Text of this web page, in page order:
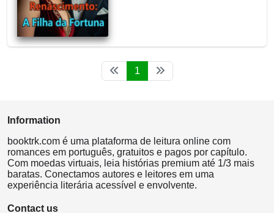
1
Information
booktrk.com é uma plataforma de leitura online com
romances em português, gratuitos e pagos por capítulo.
Com moedas virtuais, leia histórias premium até 1/3 mais
baratas. Conectamos autores e leitores em uma
experiência literária acessível e envolvente.
Contact us